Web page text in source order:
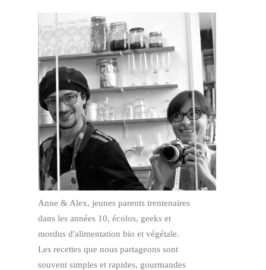
Anne & Alex, jeunes parents trentenaires
dans les années 10, écolos, geeks et
mordus d'alimentation bio et végétale.
Les recettes que nous partageons sont
souvent simples et rapides, gourmandes